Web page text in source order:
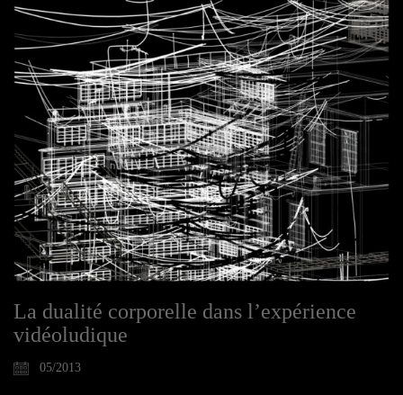
La dualité corporelle dans l’expérience
vidéoludique
05/2013